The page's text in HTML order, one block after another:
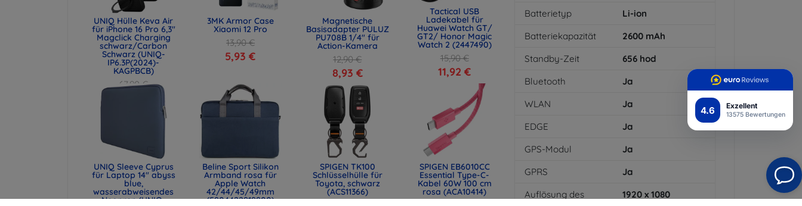
4.6 Exzellent
13575 Bewertungen
UNIQ Hülle Keva Air
für iPhone 16 Pro 6,3"
Magclick Charging
schwarz/Carbon
Schwarz (UNIQ-
IP6.3P(2024)-
KAGPBCB)
67,90 €
3MK Armor Case
Xiaomi 12 Pro
13,90 €
5,93 €
UNIQ Sleeve Cyprus
für Laptop 14" abyss
blue,
wasserabweisendes
Neopren (UNIQ-
Beline Sport Silikon
Armband rosa für
Apple Watch
42/44/45/49mm
(5904422919900)
Magnetische
Basisadapter PULUZ
PU708B 1/4" für
Action-Kamera
12,90 €
8,93 €
Tactical USB
Ladekabel für
Huawei Watch GT/
GT2/ Honor Magic
Watch 2 (2447490)
15,90 €
11,92 €
SPIGEN TK100
Schlüsselhülle für
Toyota, schwarz
(ACS11366)
SPIGEN EB6010CC
Essential Type-C-
Kabel 60W 100 cm
rosa (ACA10414)
Batterietyp
Li-ion
Batteriekapazität
2600 mAh
Standby-Zeit
656 hod
Bluetooth
Ja
WLAN
Ja
EDGE
Ja
GPS-Modul
Ja
GPRS
Ja
Auflösung des
1920 x 1080